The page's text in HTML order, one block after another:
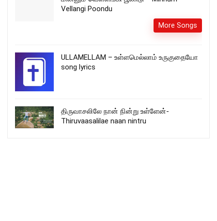
Vellangi Poondu
More Songs
ULLAMELLAM – உள்ளமெல்லாம் உருகுதையோ
song lyrics
திருவாசலிலே நான் நின்று உள்ளேன்-
Thiruvaasalilae naan nintru